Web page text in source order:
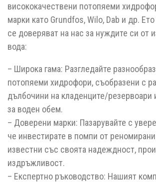
висококачествени потопяеми
марки като Grundfos, Wilo, Dab и др.
се доверяват на нас за нуждите си от
вода:
– Широка гама: Разгледайте
потопяеми хидрофори, съобразени с
дълбочини на кладенците/резервоари
за воден обем.
– Доверени марки: Пазарувайте с
че инвестирате в помпи от
известни със своята надеждност,
издръжливост.
– Експертно ръководство: Нашият